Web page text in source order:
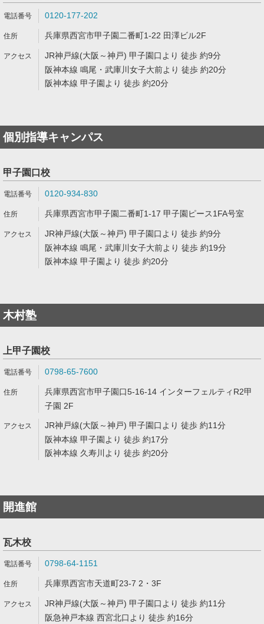
0120-177-202
兵庫県西宮市甲子園二番町1-22 田澤ビル2F
JR神戸線(大阪～神戸) 甲子園口より 徒歩 約9分
阪神本線 鳴尾・武庫川女子大前より 徒歩 約20分
阪神本線 甲子園より 徒歩 約20分
個別指導キャンパス
甲子園口校
0120-934-830
兵庫県西宮市甲子園二番町1-17 甲子園ピース1FA号室
JR神戸線(大阪～神戸) 甲子園口より 徒歩 約9分
阪神本線 鳴尾・武庫川女子大前より 徒歩 約19分
阪神本線 甲子園より 徒歩 約20分
木村塾
上甲子園校
0798-65-7600
兵庫県西宮市甲子園口5-16-14 インターフェルティR2甲
子園 2F
JR神戸線(大阪～神戸) 甲子園口より 徒歩 約11分
阪神本線 甲子園より 徒歩 約17分
阪神本線 久寿川より 徒歩 約20分
開進館
瓦木校
0798-64-1151
兵庫県西宮市天道町23-7 2・3F
JR神戸線(大阪～神戸) 甲子園口より 徒歩 約11分
阪急神戸本線 西宮北口より 徒歩 約16分